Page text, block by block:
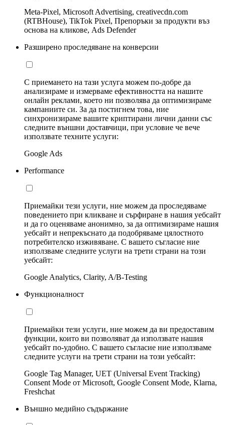
Meta-Pixel, Microsoft Advertising, creativecdn.com
(RTBHouse), TikTok Pixel, Препоръки за продукти въз
основа на кликове, Ads Defender
Разширено проследяване на конверсии
С приемането на тази услуга можем по-добре да
анализираме и измерваме ефективността на нашите
онлайн реклами, което ни позволява да оптимизираме
кампаниите си. За да постигнем това, ние
синхронизираме вашите криптирани лични данни със
следните външни доставчици, при условие че вече
използвате техните услуги:
Google Ads
Performance
Приемайки тези услуги, ние можем да проследяваме
поведението при кликване и сърфиране в нашия уебсайт
и да го оценяваме анонимно, за да оптимизираме нашия
уебсайт и непрекъснато да подобряваме цялостното
потребителско изживяване. С вашето съгласие ние
използваме следните услуги на трети страни на този
уебсайт:
Google Analytics, Clarity, A/B-Testing
Функционалност
Приемайки тези услуги, ние можем да ви предоставим
функции, които ви позволяват да използвате нашия
уебсайт по-удобно. С вашето съгласие ние използваме
следните услуги на трети страни на този уебсайт:
Google Tag Manager, UET (Universal Event Tracking)
Consent Mode от Microsoft, Google Consent Mode, Klarna,
Freshchat
Външно медийно съдържание